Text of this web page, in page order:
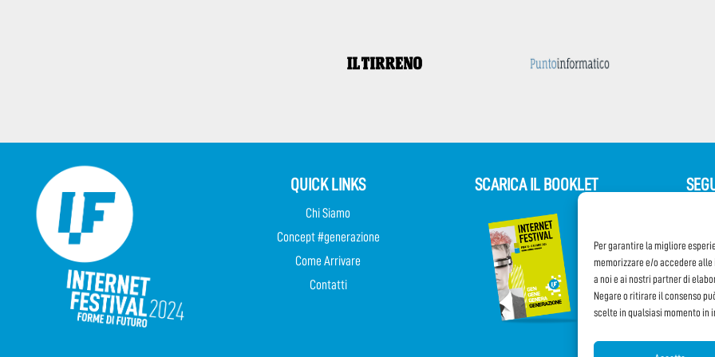
Per garantire la migliore
memorizzare e/o accedere
a noi e ai nostri partner di
Negare o ritirare il consenso
scelte in qualsiasi momento in
QUICK LINKS
Chi Siamo
Concept #generazione
Come Arrivare
Contatti
SCARICA IL BOOKLET